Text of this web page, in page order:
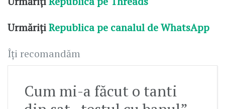
UrmărițiRepublica pe canalul de WhatsApp
Îți recomandăm
Cum mi-a făcut o tanti